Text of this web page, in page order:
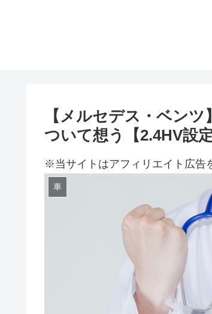
【メルセデス・ベン
ついて想う【2.4HV設
※当サイトはアフィリエイト広告
車